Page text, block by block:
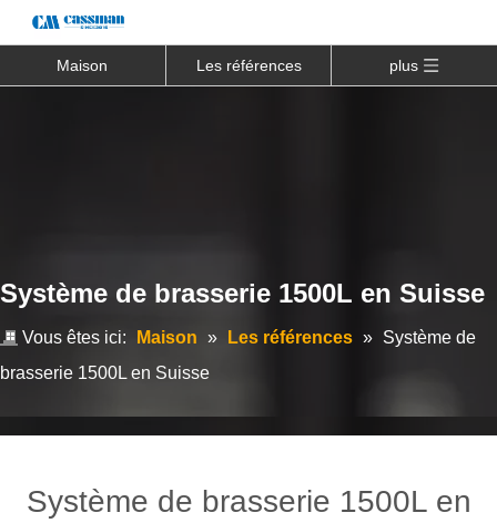
Maison Les références plus
Système de brasserie 1500L en Suisse
Vous êtes ici: Maison » Les références » Système de
brasserie 1500L en Suisse
Système de brasserie 1500L en